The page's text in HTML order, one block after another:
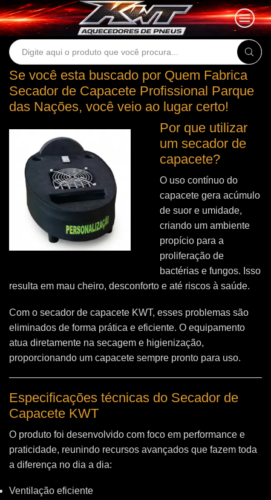
Search
Se você esta buscado por Quem Fabrica
Secador de Capacete Profissional Parque
das Nações, você veio ao lugar certo!
Por que utilizar
um secador de
capacete?
O uso contínuo do
capacete gera acúmulo
de suor e umidade,
criando um ambiente
propício para a
proliferação de
bactérias e fungos. Isso
resulta em mau cheiro, desconforto e até riscos à saúde.
Com o secador de capacete KWT, esses problemas são
eliminados de forma prática e eficiente. O equipamento
atua diretamente na secagem e higienização,
proporcionando um capacete sempre pronto para uso.
Especificações técnicas do Secador de
Capacete KWT
O produto foi desenvolvido com foco em performance e
praticidade, reunindo recursos avançados que fazem toda
a diferença no dia a dia:
Ventilação eficiente